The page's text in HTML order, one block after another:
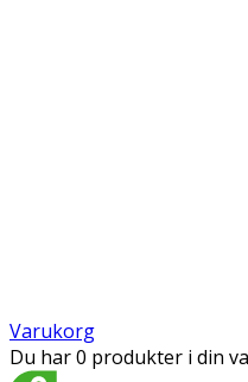
Varukorg
Du har 0 produkter i din